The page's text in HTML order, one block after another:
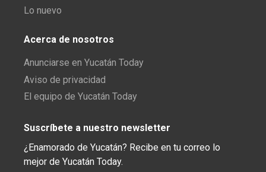
Lo nuevo
Acerca de nosotros
Anunciarse en Yucatán Today
Aviso de privacidad
El equipo de Yucatán Today
Suscríbete a nuestro newsletter
¿Enamorado de Yucatán? Recibe en tu correo lo
mejor de Yucatán Today.